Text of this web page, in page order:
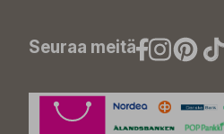
Seuraa meitä